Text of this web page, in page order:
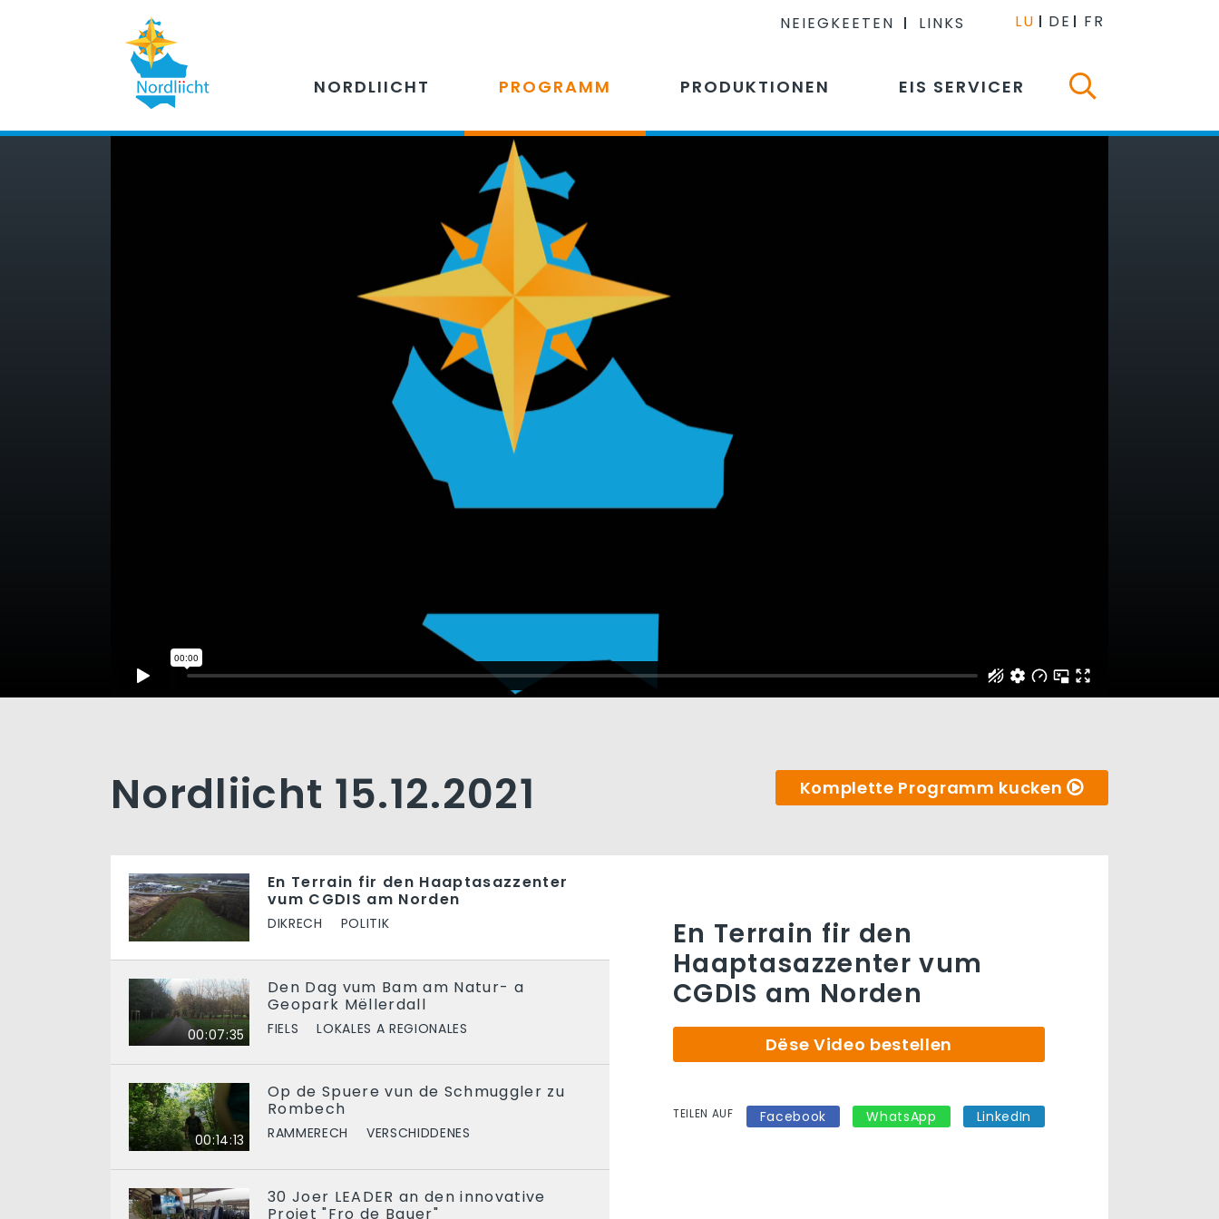
NEIEGKEETEN LINKS LU DE FR
NORDLIICHT PROGRAMM PRODUKTIONEN EIS SERVICER
Nordliicht 15.12.2021 Komplette Programm kucken
En Terrain fir den Haaptasazzenter
vum CGDIS am Norden
DIKRECH POLITIK
00:07:35
Den Dag vum Bam am Natur- a
Geopark Mëllerdall
FIELS LOKALES A REGIONALES
00:14:13
Op de Spuere vun de Schmuggler zu
Rombech
RAMMERECH VERSCHIDDENES
30 Joer LEADER an den innovative
Projet "Fro de Bauer"
En Terrain fir den
Haaptasazzenter vum
CGDIS am Norden
Dëse Video bestellen
TEILEN AUF Facebook WhatsApp LinkedIn